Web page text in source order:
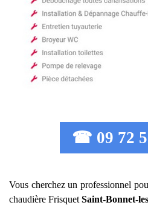
☎ 09 72
Vous cherchez un professionnel
chaudière FrisquetSaint-Bonnet-